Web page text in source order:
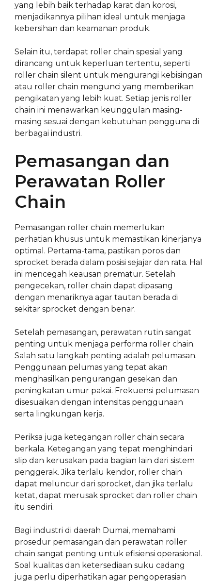
yang lebih baik terhadap karat dan korosi,
menjadikannya pilihan ideal untuk menjaga
kebersihan dan keamanan produk.
Selain itu, terdapat roller chain spesial yang
dirancang untuk keperluan tertentu, seperti
roller chain silent untuk mengurangi kebisingan
atau roller chain mengunci yang memberikan
pengikatan yang lebih kuat. Setiap jenis roller
chain ini menawarkan keunggulan masing-
masing sesuai dengan kebutuhan pengguna di
berbagai industri.
Pemasangan dan
Perawatan Roller
Chain
Pemasangan roller chain memerlukan
perhatian khusus untuk memastikan kinerjanya
optimal. Pertama-tama, pastikan poros dan
sprocket berada dalam posisi sejajar dan rata. Hal
ini mencegah keausan prematur. Setelah
pengecekan, roller chain dapat dipasang
dengan menariknya agar tautan berada di
sekitar sprocket dengan benar.
Setelah pemasangan, perawatan rutin sangat
penting untuk menjaga performa roller chain.
Salah satu langkah penting adalah pelumasan.
Penggunaan pelumas yang tepat akan
menghasilkan pengurangan gesekan dan
peningkatan umur pakai. Frekuensi pelumasan
disesuaikan dengan intensitas penggunaan
serta lingkungan kerja.
Periksa juga ketegangan roller chain secara
berkala. Ketegangan yang tepat menghindari
slip dan kerusakan pada bagian lain dari sistem
penggerak. Jika terlalu kendor, roller chain
dapat meluncur dari sprocket, dan jika terlalu
ketat, dapat merusak sprocket dan roller chain
itu sendiri.
Bagi industri di daerah Dumai, memahami
prosedur pemasangan dan perawatan roller
chain sangat penting untuk efisiensi operasional.
Soal kualitas dan ketersediaan suku cadang
juga perlu diperhatikan agar pengoperasian